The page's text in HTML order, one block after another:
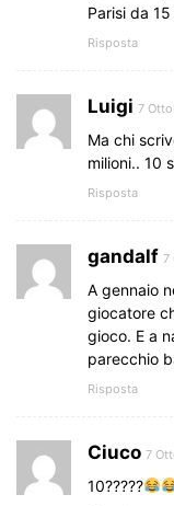
Parisi da
Risposta
Luigi 7
Ma chi
milioni.. 10
Risposta
gandalf 7
A gennaio
giocatore
gioco. E a
parecchio
Risposta
Ciuco 7
10?????